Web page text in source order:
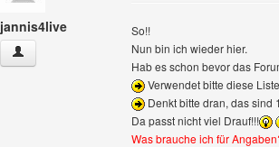
jannis4live
jannis4live Benutzer-Profile anzeigen
So!!
Nun bin ich wieder hier.
Hab es schon bevor das
Verwendet bitte diese
Denkt bitte dran, das sind
Da passt nicht viel Drauf!!!
Was brauche ich für